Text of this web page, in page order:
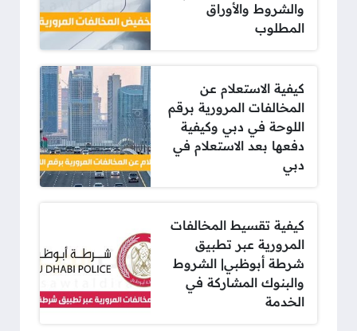
والشروط والأوراق
المطلوب
كيفية الاستعلام عن
المخالفات المرورية برقم
اللوحة في دبي وكيفية
دفعها بعد الاستعلام في
دبي
كيفية تقسيط المخالفات
المرورية عبر تطبيق
شرطة أبوظبي| الشروط
والبنوك المشاركة في
الخدمة